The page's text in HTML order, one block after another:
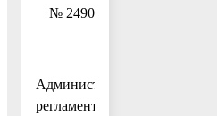
№ 2490
Административный
регламент